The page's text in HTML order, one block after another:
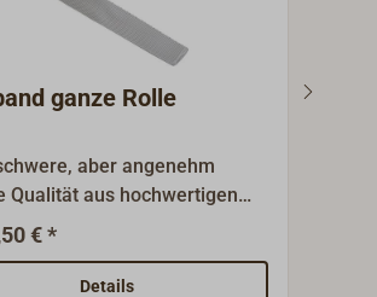
ganze Rolle
aber angenehm
Qualität aus hochwertigen
Gurtband ist
Zwecke verwendbar, für
€ *
Details